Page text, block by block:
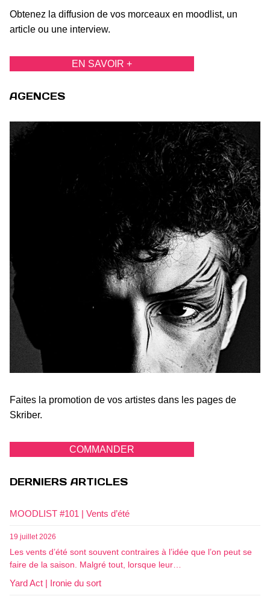
Obtenez la diffusion de vos morceaux en moodlist, un
article ou une interview.
EN SAVOIR +
AGENCES
Faites la promotion de vos artistes dans les pages de
Skriber.
COMMANDER
DERNIERS ARTICLES
MOODLIST #101 | Vents d’été
19 juillet 2026
Les vents d’été sont souvent contraires à l’idée que l’on peut se
faire de la saison. Malgré tout, lorsque leur…
Yard Act | Ironie du sort